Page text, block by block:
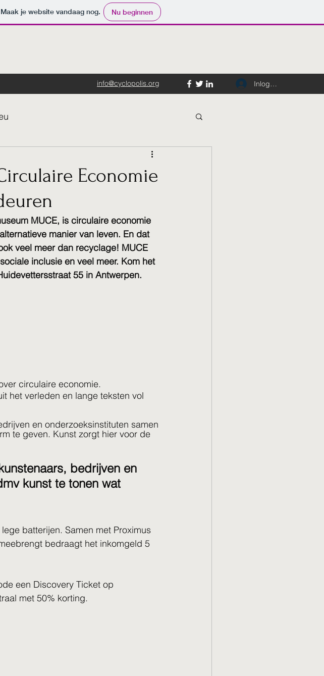
je website vandaag nog. Nu beginnen
info@cyclopolis.org Inloggen
Economie
MUCE, is circulaire economie
manier van leven. En dat
veel meer dan recyclage! MUCE
inclusie en veel meer. Kom het
55 in Antwerpen.
circulaire economie.
het verleden en lange teksten vol
en onderzoeksinstituten samen
te geven. Kunst zorgt hier voor de
bedrijven en
kunst te tonen wat
batterijen. Samen met Proximus
bedraagt het inkomgeld 5
een Discovery Ticket op
met 50% korting.